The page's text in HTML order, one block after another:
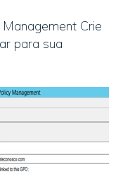
Crie
para sua